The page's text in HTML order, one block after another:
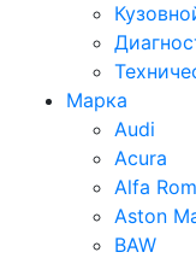
Марка
Audi
Acura
Alfa
Aston
BAW